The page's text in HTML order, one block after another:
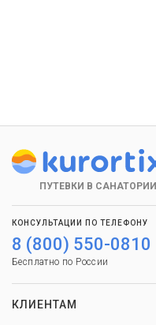
ПУТЕВКИ В САНАТОРИИ
КОНСУЛЬТАЦИИ ПО ТЕЛЕФОНУ
8 (800) 550-0810
Бесплатно по России
КЛИЕНТАМ